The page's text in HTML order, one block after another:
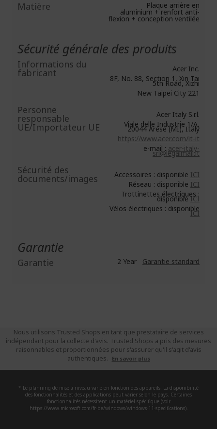
Matière Plaque arrière en
aluminium + renfort anti-
flexion + conception ventilée
Sécurité générale des produits
Informations du
fabricant
Acer Inc.
8F, No. 88, Section 1, Xin Tai
5th Road, Xizhi
New Taipei City 221
Personne
responsable
UE/Importateur UE
Acer Italy S.r.l.
Viale delle Industrie 1/A,
20044 Arese (MI), Italy
https://www.acer.com/it-it
e-mail :acer-italy-
srl@legalmail.it
Sécurité des
documents/images Accessoires : disponible ICI
Réseau : disponible ICI
Trottinettes électriques :
disponibleICI
Vélos électriques : disponible
ICI
Garantie
Garantie 2 Year Garantie standard
Nous utilisons Trusted Shops en tant que prestataire de services
indépendant pour la collecte d'avis. Trusted Shops a pris des mesures
raisonnables et proportionnées pour s'assurer qu'il s'agit d'avis
authentiques.
En savoir plus
* Le planning de mise à niveau varie en fonction des appareils. La disponibilité
des fonctionnalités et des applications peut varier selon le pays. Certaines
fonctionnalités nécessitent un matériel spécifique (voir
https://www.microsoft.com/fr-be/windows/windows-11-specifications).